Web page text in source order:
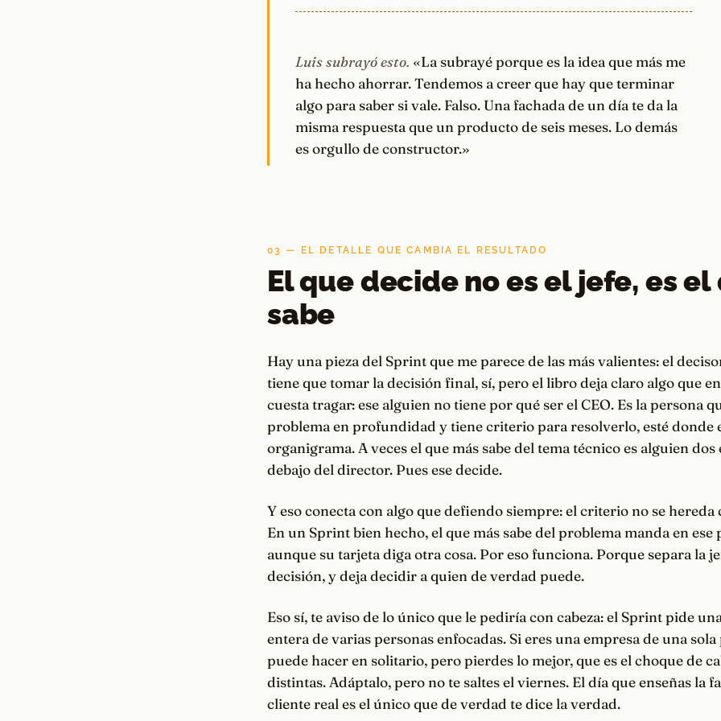
Luis subrayó esto. «La subrayé porque es la idea que más me
ha hecho ahorrar. Tendemos a creer que hay que terminar
algo para saber si vale. Falso. Una fachada de un día te da la
misma respuesta que un producto de seis meses. Lo demás
es orgullo de constructor.»
03 — EL DETALLE QUE CAMBIA EL RESULTADO
El que decide no es el jefe, es el
sabe
Hay una pieza del Sprint que me parece de las más valientes: el
tiene que tomar la decisión final, sí, pero el libro deja claro algo que
cuesta tragar: ese alguien no tiene por qué ser el CEO. Es la persona
problema en profundidad y tiene criterio para resolverlo, esté donde
organigrama. A veces el que más sabe del tema técnico es alguien dos
debajo del director. Pues ese decide.
Y eso conecta con algo que defiendo siempre: el criterio no se hereda
En un Sprint bien hecho, el que más sabe del problema manda en ese
aunque su tarjeta diga otra cosa. Por eso funciona. Porque separa la
decisión, y deja decidir a quien de verdad puede.
Eso sí, te aviso de lo único que le pediría con cabeza: el Sprint pide
entera de varias personas enfocadas. Si eres una empresa de una sola
puede hacer en solitario, pero pierdes lo mejor, que es el choque de
distintas. Adáptalo, pero no te saltes el viernes. El día que enseñas la
cliente real es el único que de verdad te dice la verdad.